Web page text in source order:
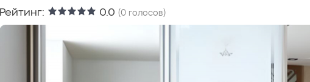
Рейтинг: 0.0 (0 голосов)